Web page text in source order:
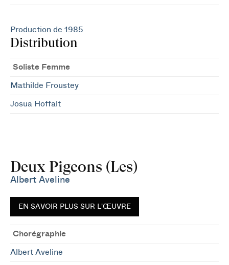
Production de 1985
Distribution
Soliste Femme
Mathilde Froustey
Josua Hoffalt
Deux Pigeons (Les)
Albert Aveline
EN SAVOIR PLUS SUR L'ŒUVRE
Chorégraphie
Albert Aveline